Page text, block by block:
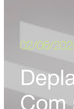
02/06/
Com